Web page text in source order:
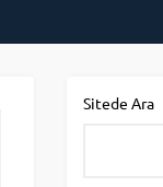
Sitede Ara